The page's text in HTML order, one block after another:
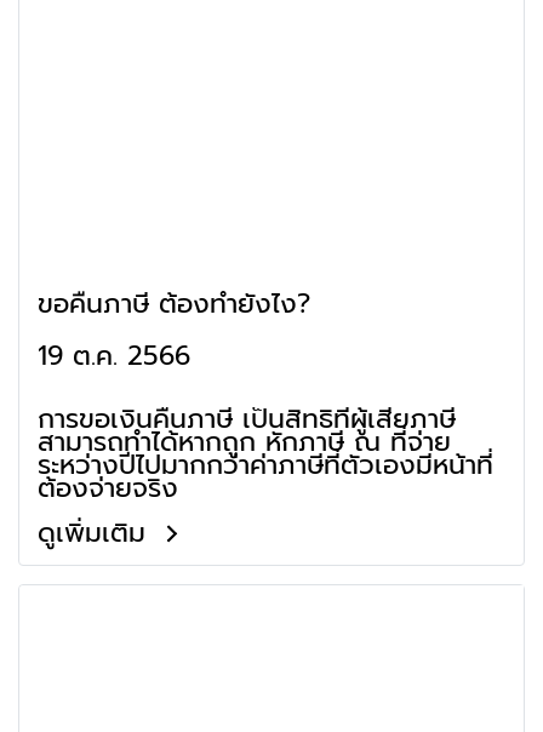
ขอคืนภาษี ต้องทำยังไง?
19 ต.ค. 2566
การขอเงินคืนภาษี เป็นสิทธิที่ผู้เสียภาษี
สามารถทำได้หากถูก หักภาษี ณ ที่จ่าย
ระหว่างปีไปมากกว่าค่าภาษีที่ตัวเองมีหน้าที่
ต้องจ่ายจริง
ดูเพิ่มเติม